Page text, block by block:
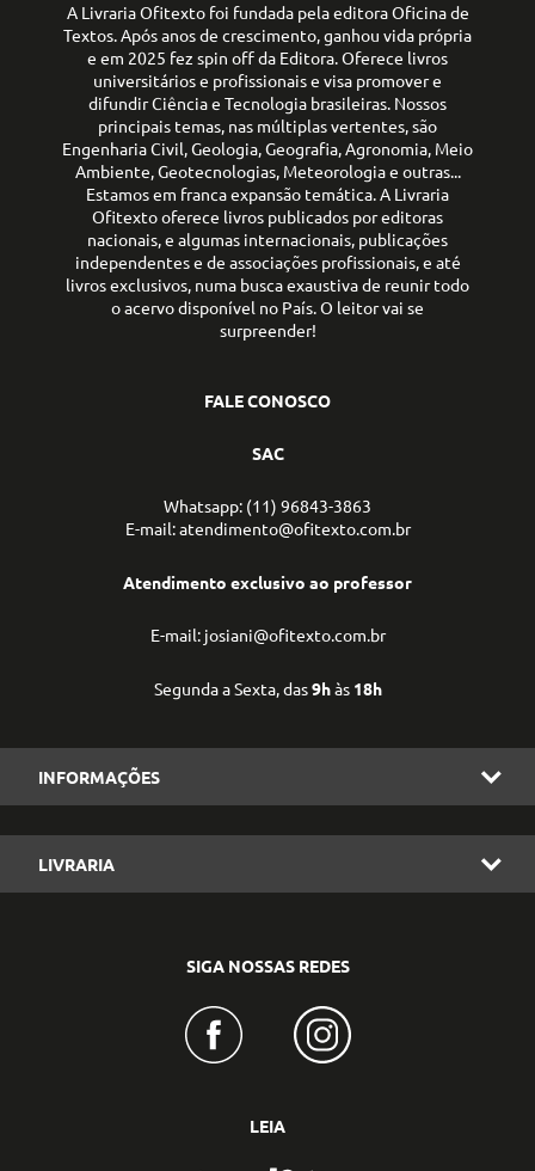
A Livraria Ofitexto foi fundada pela editora Oficina de
Textos. Após anos de crescimento, ganhou vida própria
e em 2025 fez spin off da Editora. Oferece livros
universitários e profissionais e visa promover e
difundir Ciência e Tecnologia brasileiras. Nossos
principais temas, nas múltiplas vertentes, são
Engenharia Civil, Geologia, Geografia, Agronomia, Meio
Ambiente, Geotecnologias, Meteorologia e outras...
Estamos em franca expansão temática. A Livraria
Ofitexto oferece livros publicados por editoras
nacionais, e algumas internacionais, publicações
independentes e de associações profissionais, e até
livros exclusivos, numa busca exaustiva de reunir todo
o acervo disponível no País. O leitor vai se
surpreender!
FALE CONOSCO
SAC
Whatsapp: (11) 96843-3863
E-mail: atendimento@ofitexto.com.br
Atendimento exclusivo ao professor
E-mail: josiani@ofitexto.com.br
Segunda a Sexta, das9hàs 18h
INFORMAÇÕES
LIVRARIA
SIGA NOSSAS REDES
LEIA